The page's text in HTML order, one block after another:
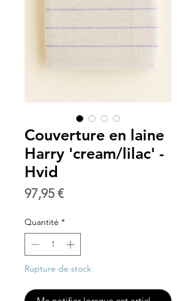
Couverture en laine
Harry 'cream/lilac' -
Hvid
97,95 €Prix
Quantité *
Rupture de stock